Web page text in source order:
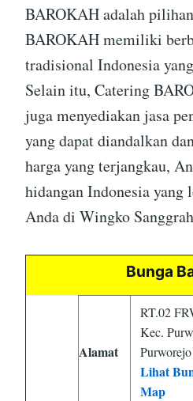
BAROKAH adalah
BAROKAH memiliki
tradisional Indonesia
Selain itu, Catering
juga menyediakan jasa
yang dapat diandalkan
harga yang terjangkau,
hidangan Indonesia yang
Anda di Wingko
Bunga
Alamat
RT.02
Kec.
Lihat
Map